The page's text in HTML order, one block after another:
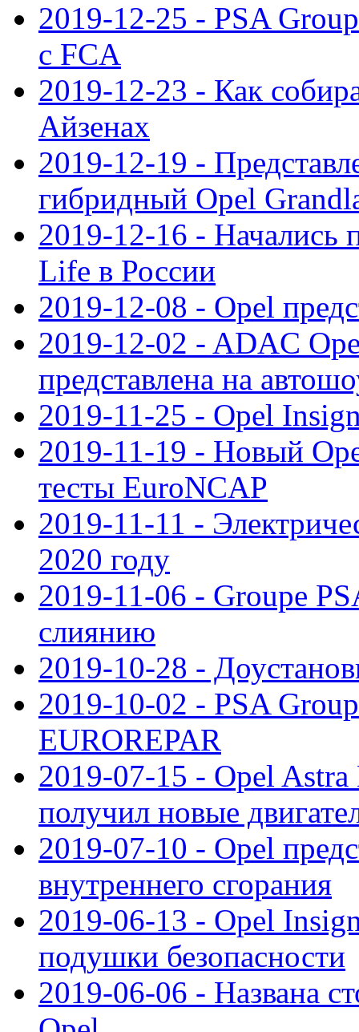
2019-12-25 - PSA
с FCA
2019-12-23 - Как
Айзенах
2019-12-19 -
гибридный Opel
2019-12-16 - Начались
Life в России
2019-12-08 - Opel
2019-12-02 - ADAC
представлена на
2019-11-25 - Opel
2019-11-19 - Новый
тесты EuroNCAP
2019-11-11 -
2020 году
2019-11-06 - Groupe
слиянию
2019-10-28 -
2019-10-02 - PSA
EUROREPAR
2019-07-15 - Opel Astra
получил новые
2019-07-10 - Opel
внутреннего сгорания
2019-06-13 - Opel
подушки безопасности
2019-06-06 - Названа